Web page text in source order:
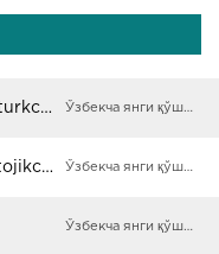
Yoqubbek Qudratov - Gulum (turkcha) Ўзбекча янги қўшиқлар
Yoqubbek Qudratov - Gulam (tojikcha) Ўзбекча янги қўшиқлар
Ўзбекча янги қўшиқлар